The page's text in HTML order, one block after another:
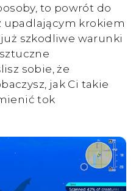
to powrót do
upadlającym krokiem
szkodliwe warunki
sobie, że
jak Ci takie
tok